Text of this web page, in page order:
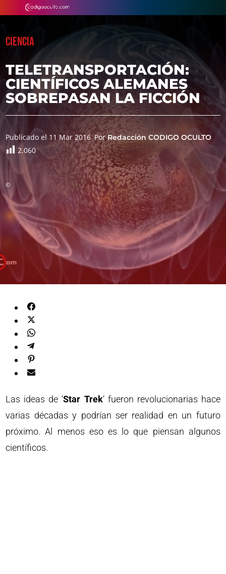
CIENCIA
TELETRANSPORTACIÓN:
CIENTÍFICOS ALEMANES
SOBREPASAN LA FICCIÓN
Publicado el 11 Mar 2016 PorRedacción CODIGO OCULTO
2.060
©
Las ideas de ‘Star Trek‘ fueron revolucionarias hace
varias décadas y podrían ser realidad en un futuro
próximo. Al menos eso es lo que piensan algunos
científicos.